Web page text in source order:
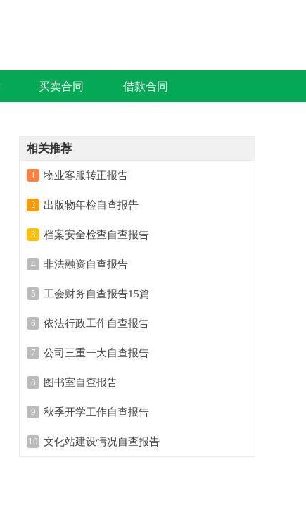
买卖合同 借款合同
相关推荐
1 物业客服转正报告
2 出版物年检自查报告
3 档案安全检查自查报告
4 非法融资自查报告
5 工会财务自查报告15篇
6 依法行政工作自查报告
7 公司三重一大自查报告
8 图书室自查报告
9 秋季开学工作自查报告
10 文化站建设情况自查报告